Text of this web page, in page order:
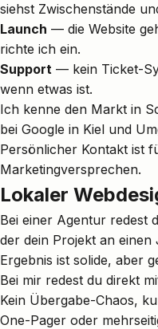
siehst Zwischenstände
Launch — die Website
richte ich ein.
Support — kein Ticket-
wenn etwas ist.
Ich kenne den Markt in
bei Google in Kiel und
Persönlicher Kontakt ist
Marketingversprechen.
Lokaler
Bei einer Agentur redest
der dein Projekt an einen
Ergebnis ist solide, aber
Bei mir redest du direkt
Kein Übergabe-Chaos,
One-Pager oder